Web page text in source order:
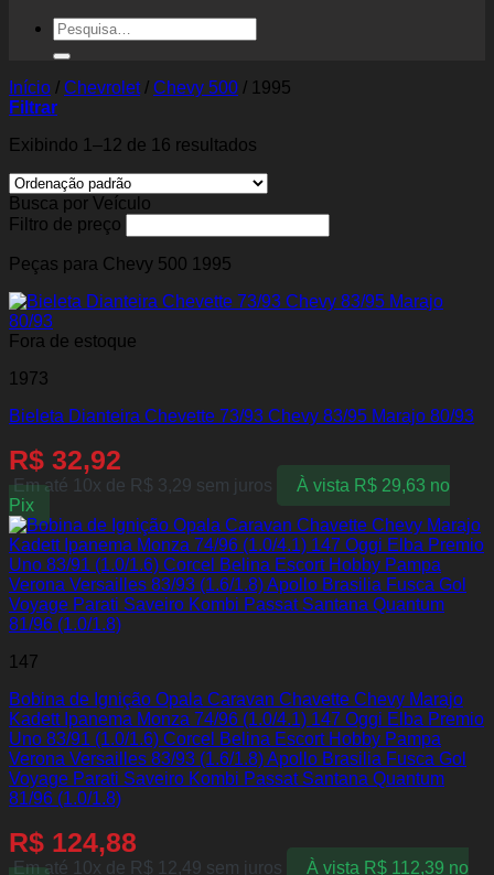
Pesquisar
por:
Início / Chevrolet / Chevy 500 / 1995
Filtrar
Exibindo 1–12 de 16 resultados
Busca por Veículo
Filtro de preço
Peças para Chevy 500 1995
Fora de estoque
1973
Bieleta Dianteira Chevette 73/93 Chevy 83/95 Marajo 80/93
R$ 32,92
Em até 10x de R$ 3,29 sem juros À vista R$29,63 no
Pix
147
Bobina de Ignição Opala Caravan Chavette Chevy Marajo
Kadett Ipanema Monza 74/96 (1.0/4.1) 147 Oggi Elba Premio
Uno 83/91 (1.0/1.6) Corcel Belina Escort Hobby Pampa
Verona Versailles 83/93 (1.6/1.8) Apollo Brasilia Fusca Gol
Voyage Parati Saveiro Kombi Passat Santana Quantum
81/96 (1.0/1.8)
R$ 124,88
Em até 10x de R$ 12,49 sem juros À vista R$112,39 no